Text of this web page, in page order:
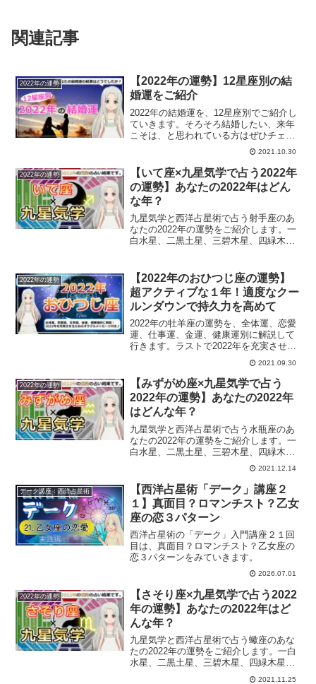
関連記事
2022年の運勢
【2022年の運勢】12星座別の結
婚運をご紹介
2022年の結婚運を、12星座別でご紹介し
ていきます。そろそろ結婚したい、来年
こそは、と思われている方はぜひチェッ
2021.10.30
2022年の運勢
【いて座×九星気学で占う2022年
の運勢】あなたの2022年はどん
な年？
九星気学と西洋占星術で占う射手座のあ
なたの2022年の運勢をご紹介します。一
白水星、二黒土星、三碧木星、四緑木
2022年の運勢
【2022年のおひつじ座の運勢】
超アクティブな１年！適度なクー
ルンダウンで持久力を高めて
2022年の牡羊座の運勢を、全体運、恋愛
運、仕事運、金運、健康運別に解説して
行きます。ラストで2022年を充実させる
ためのオラクルメッセージも載せていま
す。牡羊座のあなたの2022年の運勢は？
2021.09.30
2022年の運勢
【みずがめ座×九星気学で占う
2022年の運勢】あなたの2022年
はどんな年？
九星気学と西洋占星術で占う水瓶座のあ
なたの2022年の運勢をご紹介します。一
白水星、二黒土星、三碧木星、四緑木
星、五黄土星、六白金星、七赤金星、八
白土星、九紫火星別にご紹介。
2021.12.14
デーク講座：西洋占星術
【西洋占星術「デーク」講座２
１】真面目？ロマンチスト？乙女
座の恋３パターン
西洋占星術の「デーク」入門講座２１回
目は、真面目？ロマンチスト？乙女座の
恋３パターンをみていきます。
2026.07.01
2022年の運勢
【さそり座×九星気学で占う2022
年の運勢】あなたの2022年はど
んな年？
九星気学と西洋占星術で占う蠍座のあな
たの2022年の運勢をご紹介します。一白
水星、二黒土星、三碧木星、四緑木星、
五黄土星、六白金星、七赤金星、八白土
2021.11.25